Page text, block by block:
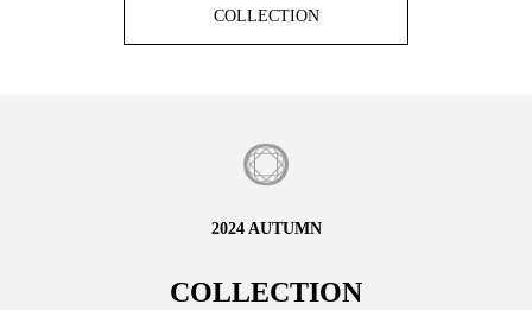
COLLECTION
2024 AUTUMN
COLLECTION